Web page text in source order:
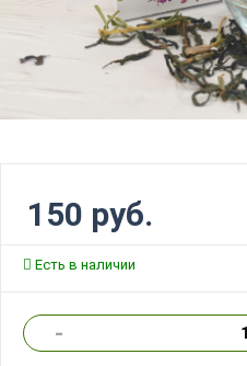
150 руб.
Есть в наличии
-